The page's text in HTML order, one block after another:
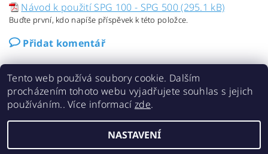
Návod k použití SPG 100 - SPG 500 (295.1 kB)
Buďte první, kdo napíše příspěvek k této položce.
Přidat komentář
Kontakty
2026 ©CRA e-shop, všechna práva vyhrazena
Tento web používá soubory cookie. Dalším
procházením tohoto webu vyjadřujete souhlas s jejich
používáním.. Více informací zde.
NASTAVENÍ